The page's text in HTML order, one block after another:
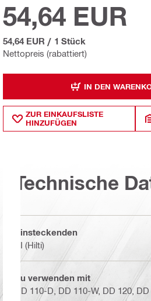
Nettopreis (rabattiert)
54,64 EUR
54,64 EUR / 1 Stück
IN DEN
ZUR EINKAUFSLISTE
HINZUFÜGEN
Technische
Einsteckenden
BI (Hilti)
Zu verwenden mit
DD 110-D, DD 110-W, DD 120,